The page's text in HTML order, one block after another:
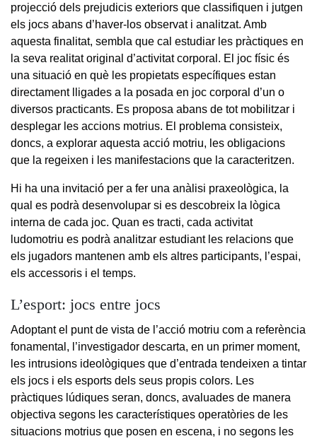
projecció dels prejudicis exteriors que classifiquen i jutgen
els jocs abans d’haver-los observat i analitzat. Amb
aquesta finalitat, sembla que cal estudiar les pràctiques en
la seva realitat original d’activitat corporal. El joc físic és
una situació en què les propietats específiques estan
directament lligades a la posada en joc corporal d’un o
diversos practicants. Es proposa abans de tot mobilitzar i
desplegar les accions motrius. El problema consisteix,
doncs, a explorar aquesta acció motriu, les obligacions
que la regeixen i les manifestacions que la caracteritzen.
Hi ha una invitació per a fer una anàlisi praxeològica, la
qual es podrà desenvolupar si es descobreix la lògica
interna de cada joc. Quan es tracti, cada activitat
ludomotriu es podrà analitzar estudiant les relacions que
els jugadors mantenen amb els altres participants, l’espai,
els accessoris i el temps.
L’esport: jocs entre jocs
Adoptant el punt de vista de l’acció motriu com a referència
fonamental, l’investigador descarta, en un primer moment,
les intrusions ideològiques que d’entrada tendeixen a tintar
els jocs i els esports dels seus propis colors. Les
pràctiques lúdiques seran, doncs, avaluades de manera
objectiva segons les característiques operatòries de les
situacions motrius que posen en escena, i no segons les